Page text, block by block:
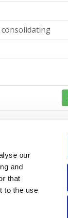
our
and
that
to the use